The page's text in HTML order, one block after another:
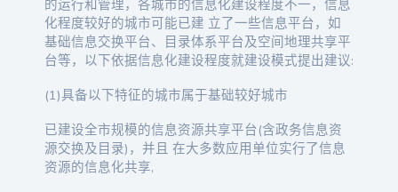
的运行和管理，各城市的信息化建设程度不一，信息
化程度较好的城市可能已建 立了一些信息平台，如
基础信息交换平台、目录体系平台及空间地理共享平
台等，以下依据信息化建设程度就建设模式提出建议:
(1)具备以下特征的城市属于基础较好城市
已建设全市规模的信息资源共享平台(含政务信息资
源交换及目录)，并且 在大多数应用单位实行了信息
资源的信息化共享,